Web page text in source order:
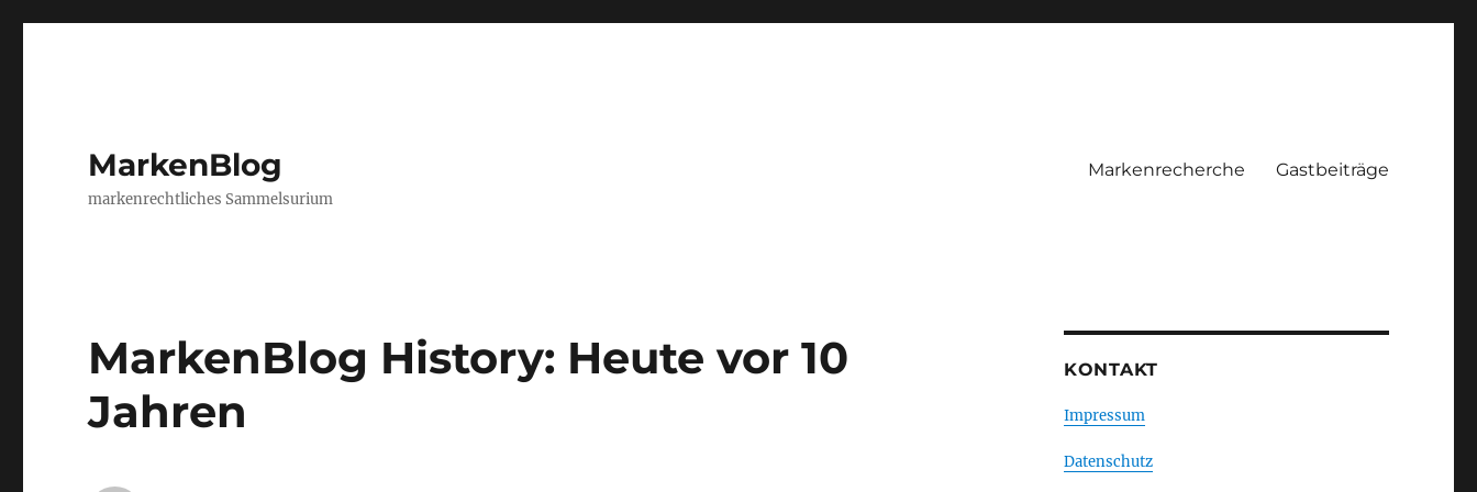
MarkenBlog
markenrechtliches Sammelsurium
Markenrecherche Gastbeiträge
MarkenBlog History: Heute vor 10
Jahren
KONTAKT
Impressum
Datenschutz